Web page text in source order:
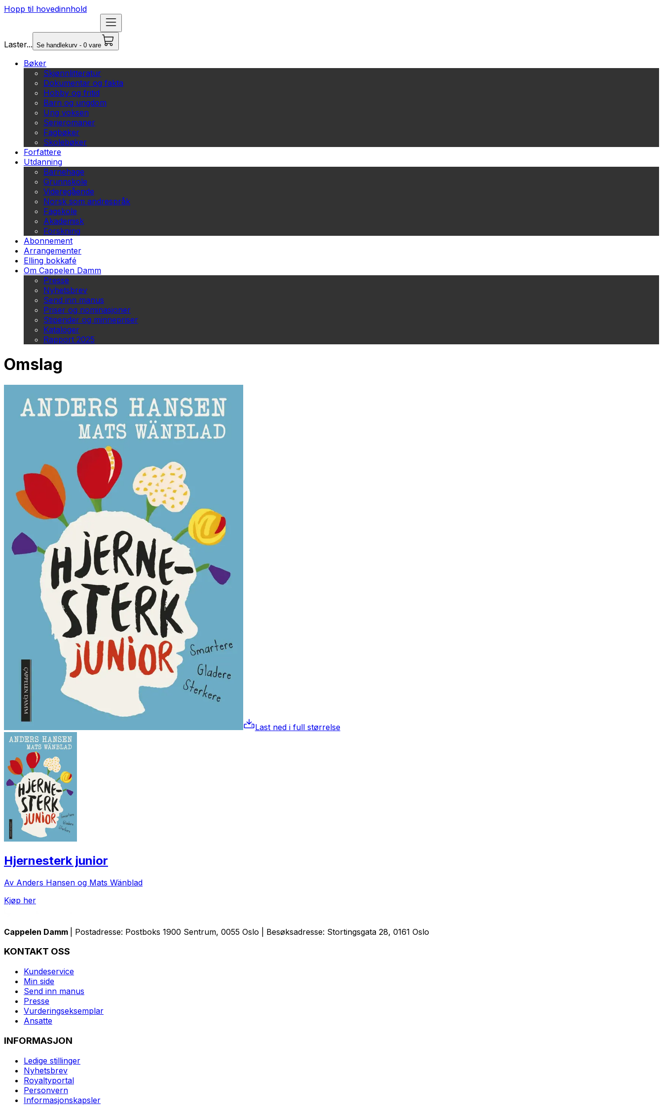
Hopp til hovedinnhold
Laster... Se handlekurv - 0 vare
Bøker
Skjønnlitteratur
Dokumentar og fakta
Hobby og fritid
Barn og ungdom
Ung voksen
Serieromaner
Fagbøker
Skolebøker
Forfattere
Utdanning
Barnehage
Grunnskole
Videregående
Norsk som andrespråk
Fagskole
Akademisk
Forskning
Abonnement
Arrangementer
Elling bokkafé
Om Cappelen Damm
Presse
Nyhetsbrev
Send inn manus
Priser og nominasjoner
Stipender og minnepriser
Kataloger
Rapport 2025
Omslag
Last ned i full størrelse
Hjernesterk junior
Av Anders Hansen og Mats Wänblad
Kjøp her
Cappelen Damm | Postadresse: Postboks 1900 Sentrum, 0055 Oslo | Besøksadresse: Stortingsgata 28, 0161 Oslo
KONTAKT OSS
Kundeservice
Min side
Send inn manus
Presse
Vurderingseksemplar
Ansatte
INFORMASJON
Ledige stillinger
Nyhetsbrev
Royaltyportal
Personvern
Informasjonskapsler